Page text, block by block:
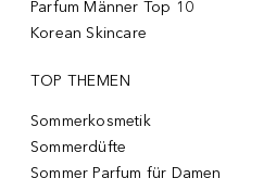
Parfum Männer Top 10
Korean Skincare
TOP THEMEN
Sommerkosmetik
Sommerdüfte
Sommer Parfum für Damen